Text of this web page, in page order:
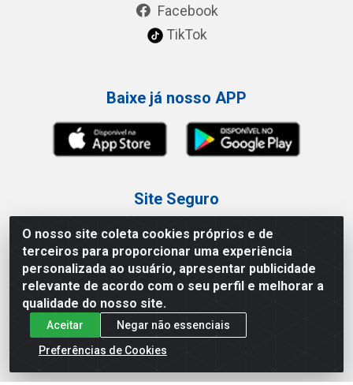
O nosso site coleta cookies próprios e de
terceiros para proporcionar uma experiência
personalizada ao usuário, apresentar publicidade
relevante de acordo com o seu perfil e melhorar a
qualidade do nosso site.
Aceitar
Negar não essenciais
Preferências de Cookies
Facebook
TikTok
Baixe já nosso APP
Site Seguro
Loja / Showroom
Tel.: (11) 3227-0546
Av Vautier, 587/597 - Pari - São Paulo/SP